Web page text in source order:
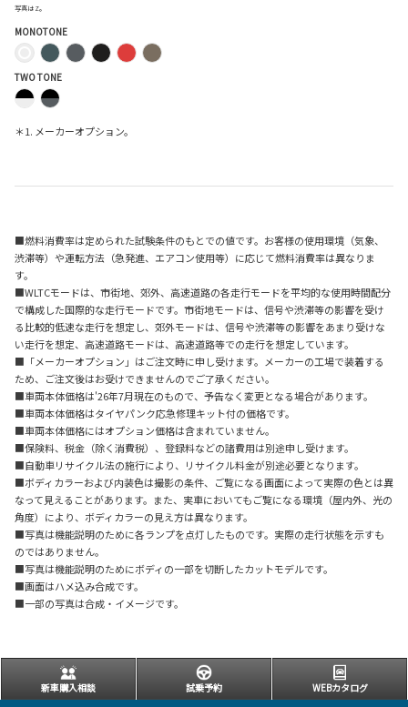
写真はZ。
MONOTONE
TWO TONE
＊1. メーカーオプション。
■燃料消費率は定められた試験条件のもとでの値です。お客様の使用環境（気象、
渋滞等）や運転方法（急発進、エアコン使用等）に応じて燃料消費率は異なりま
す。
■WLTCモードは、市街地、郊外、高速道路の各走行モードを平均的な使用時間配分
で構成した国際的な走行モードです。市街地モードは、信号や渋滞等の影響を受け
る比較的低速な走行を想定し、郊外モードは、信号や渋滞等の影響をあまり受けな
い走行を想定、高速道路モードは、高速道路等での走行を想定しています。
■「メーカーオプション」はご注文時に申し受けます。メーカーの工場で装着する
ため、ご注文後はお受けできませんのでご了承ください。
■車両本体価格は'26年7月現在のもので、予告なく変更となる場合があります。
■車両本体価格はタイヤパンク応急修理キット付の価格です。
■車両本体価格にはオプション価格は含まれていません。
■保険料、税金（除く消費税）、登録料などの諸費用は別途申し受けます。
■自動車リサイクル法の施行により、リサイクル料金が別途必要となります。
■ボディカラーおよび内装色は撮影の条件、ご覧になる画面によって実際の色とは異
なって見えることがあります。また、実車においてもご覧になる環境（屋内外、光の
角度）により、ボディカラーの見え方は異なります。
■写真は機能説明のために各ランプを点灯したものです。実際の走行状態を示すも
のではありません。
■写真は機能説明のためにボディの一部を切断したカットモデルです。
■画面はハメ込み合成です。
■一部の写真は合成・イメージです。
新車購入相談 試乗予約 WEBカタログ